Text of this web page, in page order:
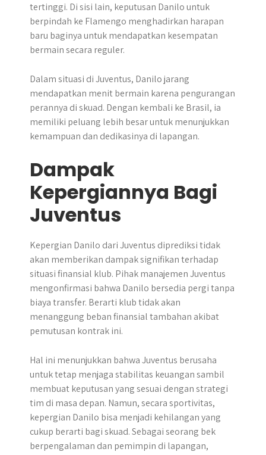
tertinggi. Di sisi lain, keputusan Danilo untuk
berpindah ke Flamengo menghadirkan harapan
baru baginya untuk mendapatkan kesempatan
bermain secara reguler.
Dalam situasi di Juventus, Danilo jarang
mendapatkan menit bermain karena pengurangan
perannya di skuad. Dengan kembali ke Brasil, ia
memiliki peluang lebih besar untuk menunjukkan
kemampuan dan dedikasinya di lapangan.
Dampak
Kepergiannya Bagi
Juventus
​Kepergian Danilo dari Juventus diprediksi tidak
akan memberikan dampak signifikan terhadap
situasi finansial klub. Pihak manajemen Juventus
mengonfirmasi bahwa Danilo bersedia pergi tanpa
biaya transfer. Berarti klub tidak akan
menanggung beban finansial tambahan akibat
pemutusan kontrak ini.
Hal ini menunjukkan bahwa Juventus berusaha
untuk tetap menjaga stabilitas keuangan sambil
membuat keputusan yang sesuai dengan strategi
tim di masa depan. Namun, secara sportivitas,
kepergian Danilo bisa menjadi kehilangan yang
cukup berarti bagi skuad. Sebagai seorang bek
berpengalaman dan pemimpin di lapangan,